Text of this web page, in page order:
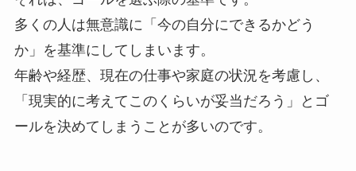
多くの人は無意識に「今の自分にできるかどう
か」を基準にしてしまいます。
年齢や経歴、現在の仕事や家庭の状況を考慮し、
「現実的に考えてこのくらいが妥当だろう」とゴ
ールを決めてしまうことが多いのです。